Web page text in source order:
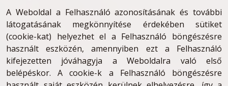
A Weboldal a Felhasználó azonosításának és további
látogatásának megkönnyítése érdekében sütiket
(cookie-kat) helyezhet el a Felhasználó böngészésre
használt eszközén, amennyiben ezt a Felhasználó
kifejezetten jóváhagyja a Weboldalra való első
belépéskor. A cookie-k a Felhasználó böngészésre